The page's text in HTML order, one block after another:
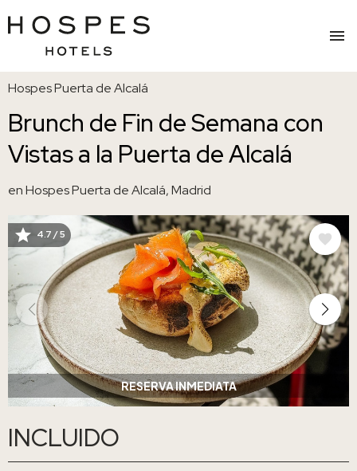
Pasar
al
contenido
principal
Hospes Puerta de Alcalá
Brunch de Fin de Semana con
Vistas a la Puerta de Alcalá
en Hospes Puerta de Alcalá, Madrid
IMAGE
RESERVA INMEDIATA
4.7 / 5
INCLUIDO